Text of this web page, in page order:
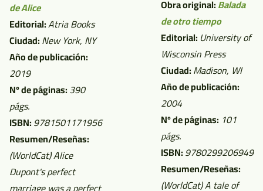
de Alice
Editorial:Atria Books
Ciudad:New York, NY
Año de publicación:
2019
Nº de páginas:390
págs.
ISBN:9781501171956
Resumen/Reseñas:
(WorldCat)Alice
Dupont's perfect
Obra original:Balada
de otro tiempo
Editorial: University of
Wisconsin Press
Ciudad:Madison, WI
Año de publicación:
2004
Nº de páginas: 101
págs.
ISBN:9780299206949
Resumen/Reseñas:
(WorldCat)A tale of